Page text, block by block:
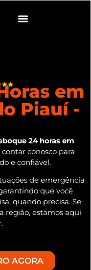
em
Piauí -
24 horas em
contar conosco para
e confiável.
de emergência
que você
quando precisa. Se
região, estamos aqui
AGORA